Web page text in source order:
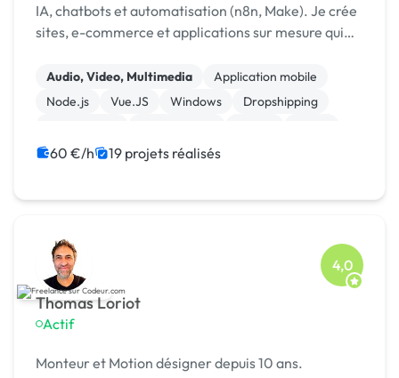
IA, chatbots et automatisation (n8n, Make). Je crée
sites, e-commerce et applications sur mesure qui
Audio, Video, Multimedia
Application mobile
Node.js
Vue.JS Windows
Dropshipping
60 €/h 19 projets réalisés
Thomas Loriot
Actif
4,0
Monteur et Motion désigner depuis 10 ans.